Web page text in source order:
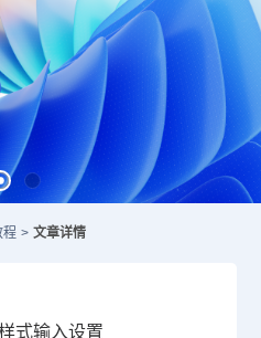
程 > 文章详情
式输入设置